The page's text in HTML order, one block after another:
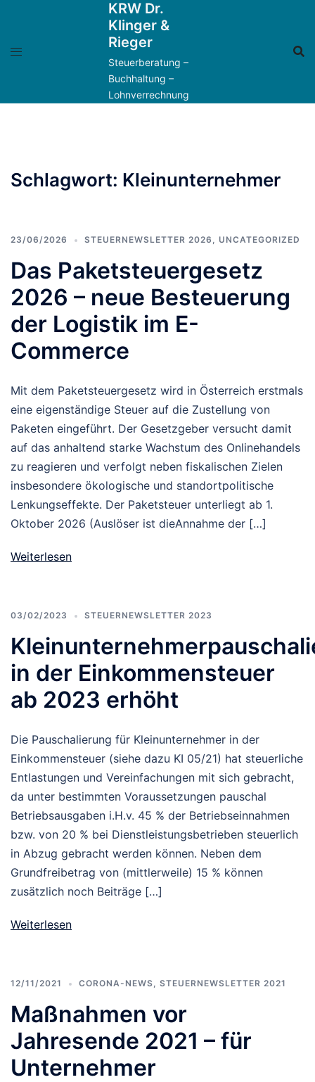
KRW Dr.
Klinger &
Rieger
Steuerberatung –
Buchhaltung –
Lohnverrechnung
Schlagwort: Kleinunternehmer
23/06/2026 STEUERNEWSLETTER 2026 , UNCATEGORIZED
Das Paketsteuergesetz
2026 – neue Besteuerung
der Logistik im E-
Commerce
Mit dem Paketsteuergesetz wird in Österreich erstmals
eine eigenständige Steuer auf die Zustellung von
Paketen eingeführt. Der Gesetzgeber versucht damit
auf das anhaltend starke Wachstum des Onlinehandels
zu reagieren und verfolgt neben fiskalischen Zielen
insbesondere ökologische und standortpolitische
Lenkungseffekte. Der Paketsteuer unterliegt ab 1.
Oktober 2026 (Auslöser ist dieAnnahme der […]
Weiterlesen
03/02/2023 STEUERNEWSLETTER 2023
in der Einkommensteuer
ab 2023 erhöht
Die Pauschalierung für Kleinunternehmer in der
Einkommensteuer (siehe dazu KI 05/21) hat steuerliche
Entlastungen und Vereinfachungen mit sich gebracht,
da unter bestimmten Voraussetzungen pauschal
Betriebsausgaben i.H.v. 45 % der Betriebseinnahmen
bzw. von 20 % bei Dienstleistungsbetrieben steuerlich
in Abzug gebracht werden können. Neben dem
Grundfreibetrag von (mittlerweile) 15 % können
zusätzlich noch Beiträge […]
Weiterlesen
12/11/2021 CORONA-NEWS, STEUERNEWSLETTER 2021
Maßnahmen vor
Jahresende 2021 – für
Unternehmer